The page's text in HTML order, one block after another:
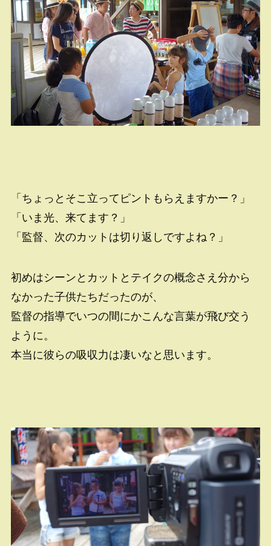
「ちょっとそこ立ってピントもらえますかー？」
「いま光、来てます？」
「監督、次のカットは切り返しですよね？」
初めはシーンとカットとテイクの概念さえ分から
なかった子供たちだったのが、
監督の指導でいつの間にかこんな言葉が飛び交う
ように。
本当に彼らの吸収力は凄いなと思います。